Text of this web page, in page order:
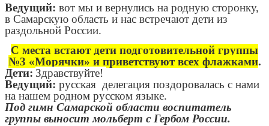
Ведущий: вот мы и вернулись на родную сторонку,
в Самарскую область и нас встречают дети из
раздольной России.
С места встают дети подготовительной группы
№3 «Морячки» и приветствуют всех флажками.
Дети: Здравствуйте!
Ведущий: русская делегация поздоровалась с нами
на нашем родном русском языке.
Под гимн Самарской области воспитатель
группы выносит мольберт с Гербом России.